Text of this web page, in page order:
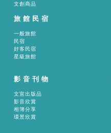
文創商品
旅館民宿
一般旅館
民宿
好客民宿
星級旅館
影音刊物
文宣出版品
影音欣賞
相簿分享
環景欣賞